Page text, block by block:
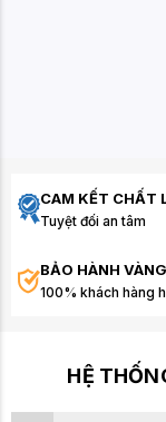
CAM KẾT CHẤT
Tuyệt đối an tâm
BẢO HÀNH VÀNG
100% khách hàng
HỆ